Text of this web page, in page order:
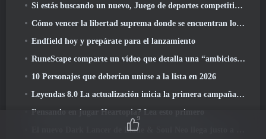
Si estás buscando un nuevo, Juego de deportes competitivos, La prueba beta cerrada del fútbol estilo libre 2 está en camino
Cómo vencer la libertad suprema donde se encuentran los vientos
Endfield hoy y prepárate para el lanzamiento
RuneScape comparte un vídeo que detalla una “ambiciosa serie de actualizaciones de contenido”
10 Personajes que deberían unirse a la lista en 2026
Leyendas 8.0 La actualización inicia la primera campaña de 2026
Pensando en jugar Heartopia? Lea esto primero
El nuevo Dark Lancer de Blade & Soul Neo llega justo a tiempo para el primer aniversario
9